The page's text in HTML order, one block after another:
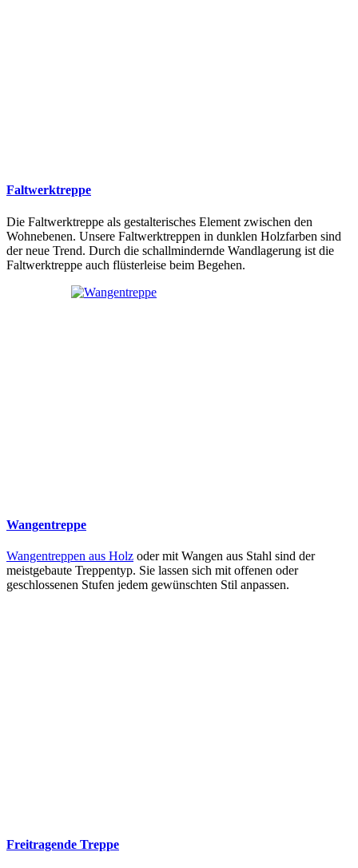
Faltwerktreppe
Die Faltwerktreppe als gestalterisches Element zwischen den
Wohnebenen. Unsere Faltwerktreppen in dunklen Holzfarben sind
der neue Trend. Durch die schallmindernde Wandlagerung ist die
Faltwerktreppe auch flüsterleise beim Begehen.
Wangentreppe
Wangentreppen aus Holz oder mit Wangen aus Stahl sind der
meistgebaute Treppentyp. Sie lassen sich mit offenen oder
geschlossenen Stufen jedem gewünschten Stil anpassen.
Freitragende Treppe